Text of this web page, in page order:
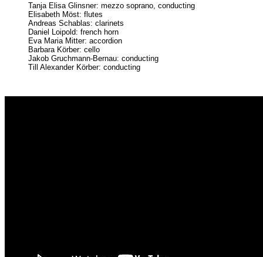
Tanja Elisa Glinsner: mezzo soprano, conducting
Elisabeth Möst: flutes
Andreas Schablas: clarinets
Daniel Loipold: french horn
Eva Maria Mitter: accordion
Barbara Körber: cello
Jakob Gruchmann-Bernau: conducting
Till Alexander Körber: conducting